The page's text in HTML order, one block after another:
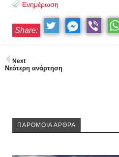
Ενημέρωση
Share:
Next
Νεότερη ανάρτηση
ΠΑΡΟΜΟΙΑ ΑΡΘΡΑ